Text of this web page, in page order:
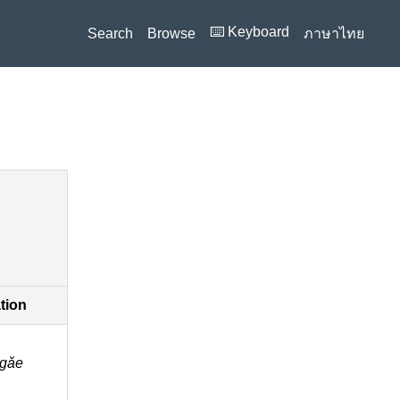
Search Browse ⌨️ Keyboard ภาษาไทย